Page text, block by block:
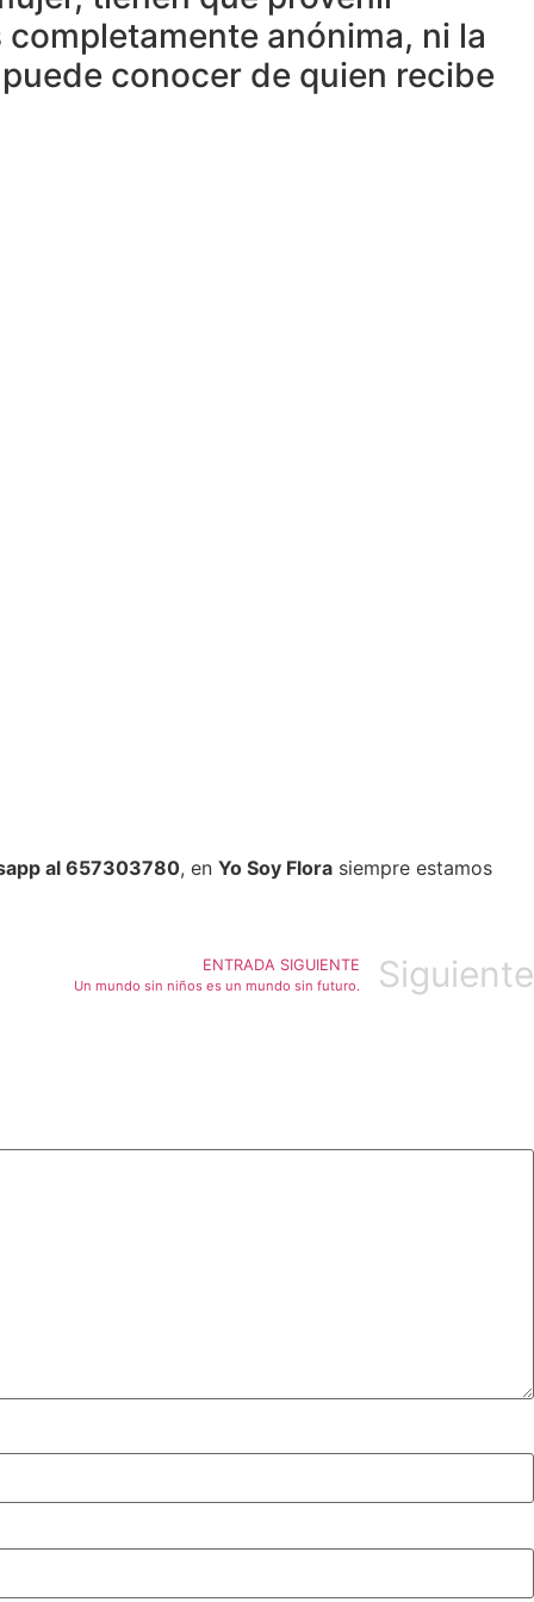
anónima, ni la
conocer de quien recibe
al 657303780, en Yo Soy Flora siempre estamos
ENTRADA SIGUIENTE
Un mundo sin niños es un mundo sin futuro. Siguiente